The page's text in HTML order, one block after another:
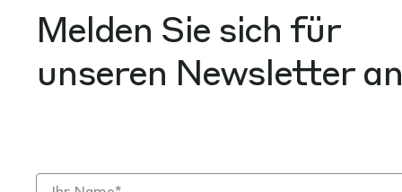
Melden Sie sich für
unseren Newsletter an